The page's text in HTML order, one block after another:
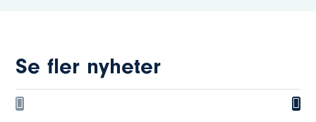
Se fler nyheter